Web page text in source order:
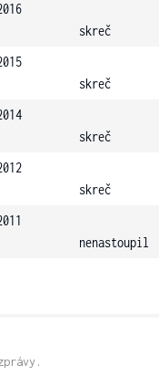
skreč
skreč
skreč
skreč
nenastoupil